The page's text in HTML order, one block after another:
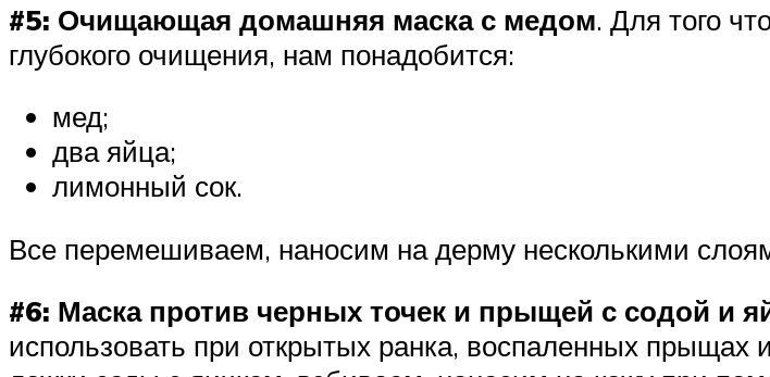
#5: Очищающая домашняя маска с медом. Для того
глубокого очищения, нам понадобится:
мед;
два яйца;
лимонный сок.
Все перемешиваем, наносим на дерму несколькими
#6: Маска против черных точек и прыщей с содой и
использовать при открытых ранка, воспаленных